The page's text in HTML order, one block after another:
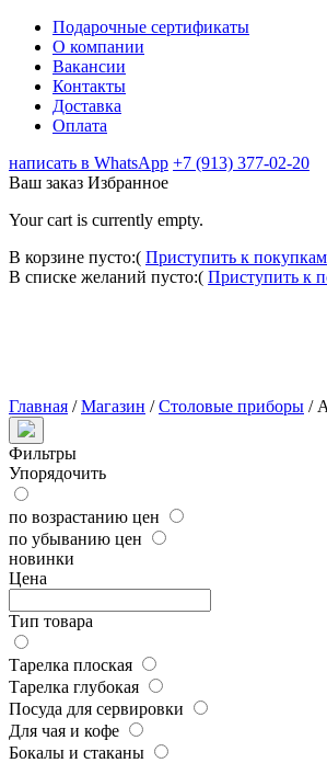
Подарочные сертификаты
О компании
Вакансии
Контакты
Доставка
Оплата
написать в WhatsApp +7 (913) 377-02-20
Ваш заказ Избранное
Your cart is currently empty.
В корзине пусто:( Приступить к покупкам
В списке желаний пусто:( Приступить к
Главная /Магазин /Столовые приборы /
Фильтры
Упорядочить
по возрастанию цен
по убыванию цен
новинки
Цена
Тип товара
Тарелка плоская
Тарелка глубокая
Посуда для сервировки
Для чая и кофе
Бокалы и стаканы